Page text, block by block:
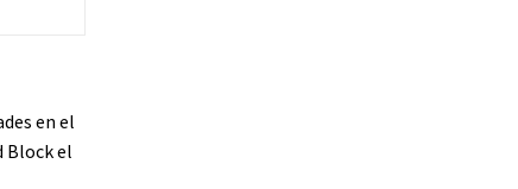
en el
Block el